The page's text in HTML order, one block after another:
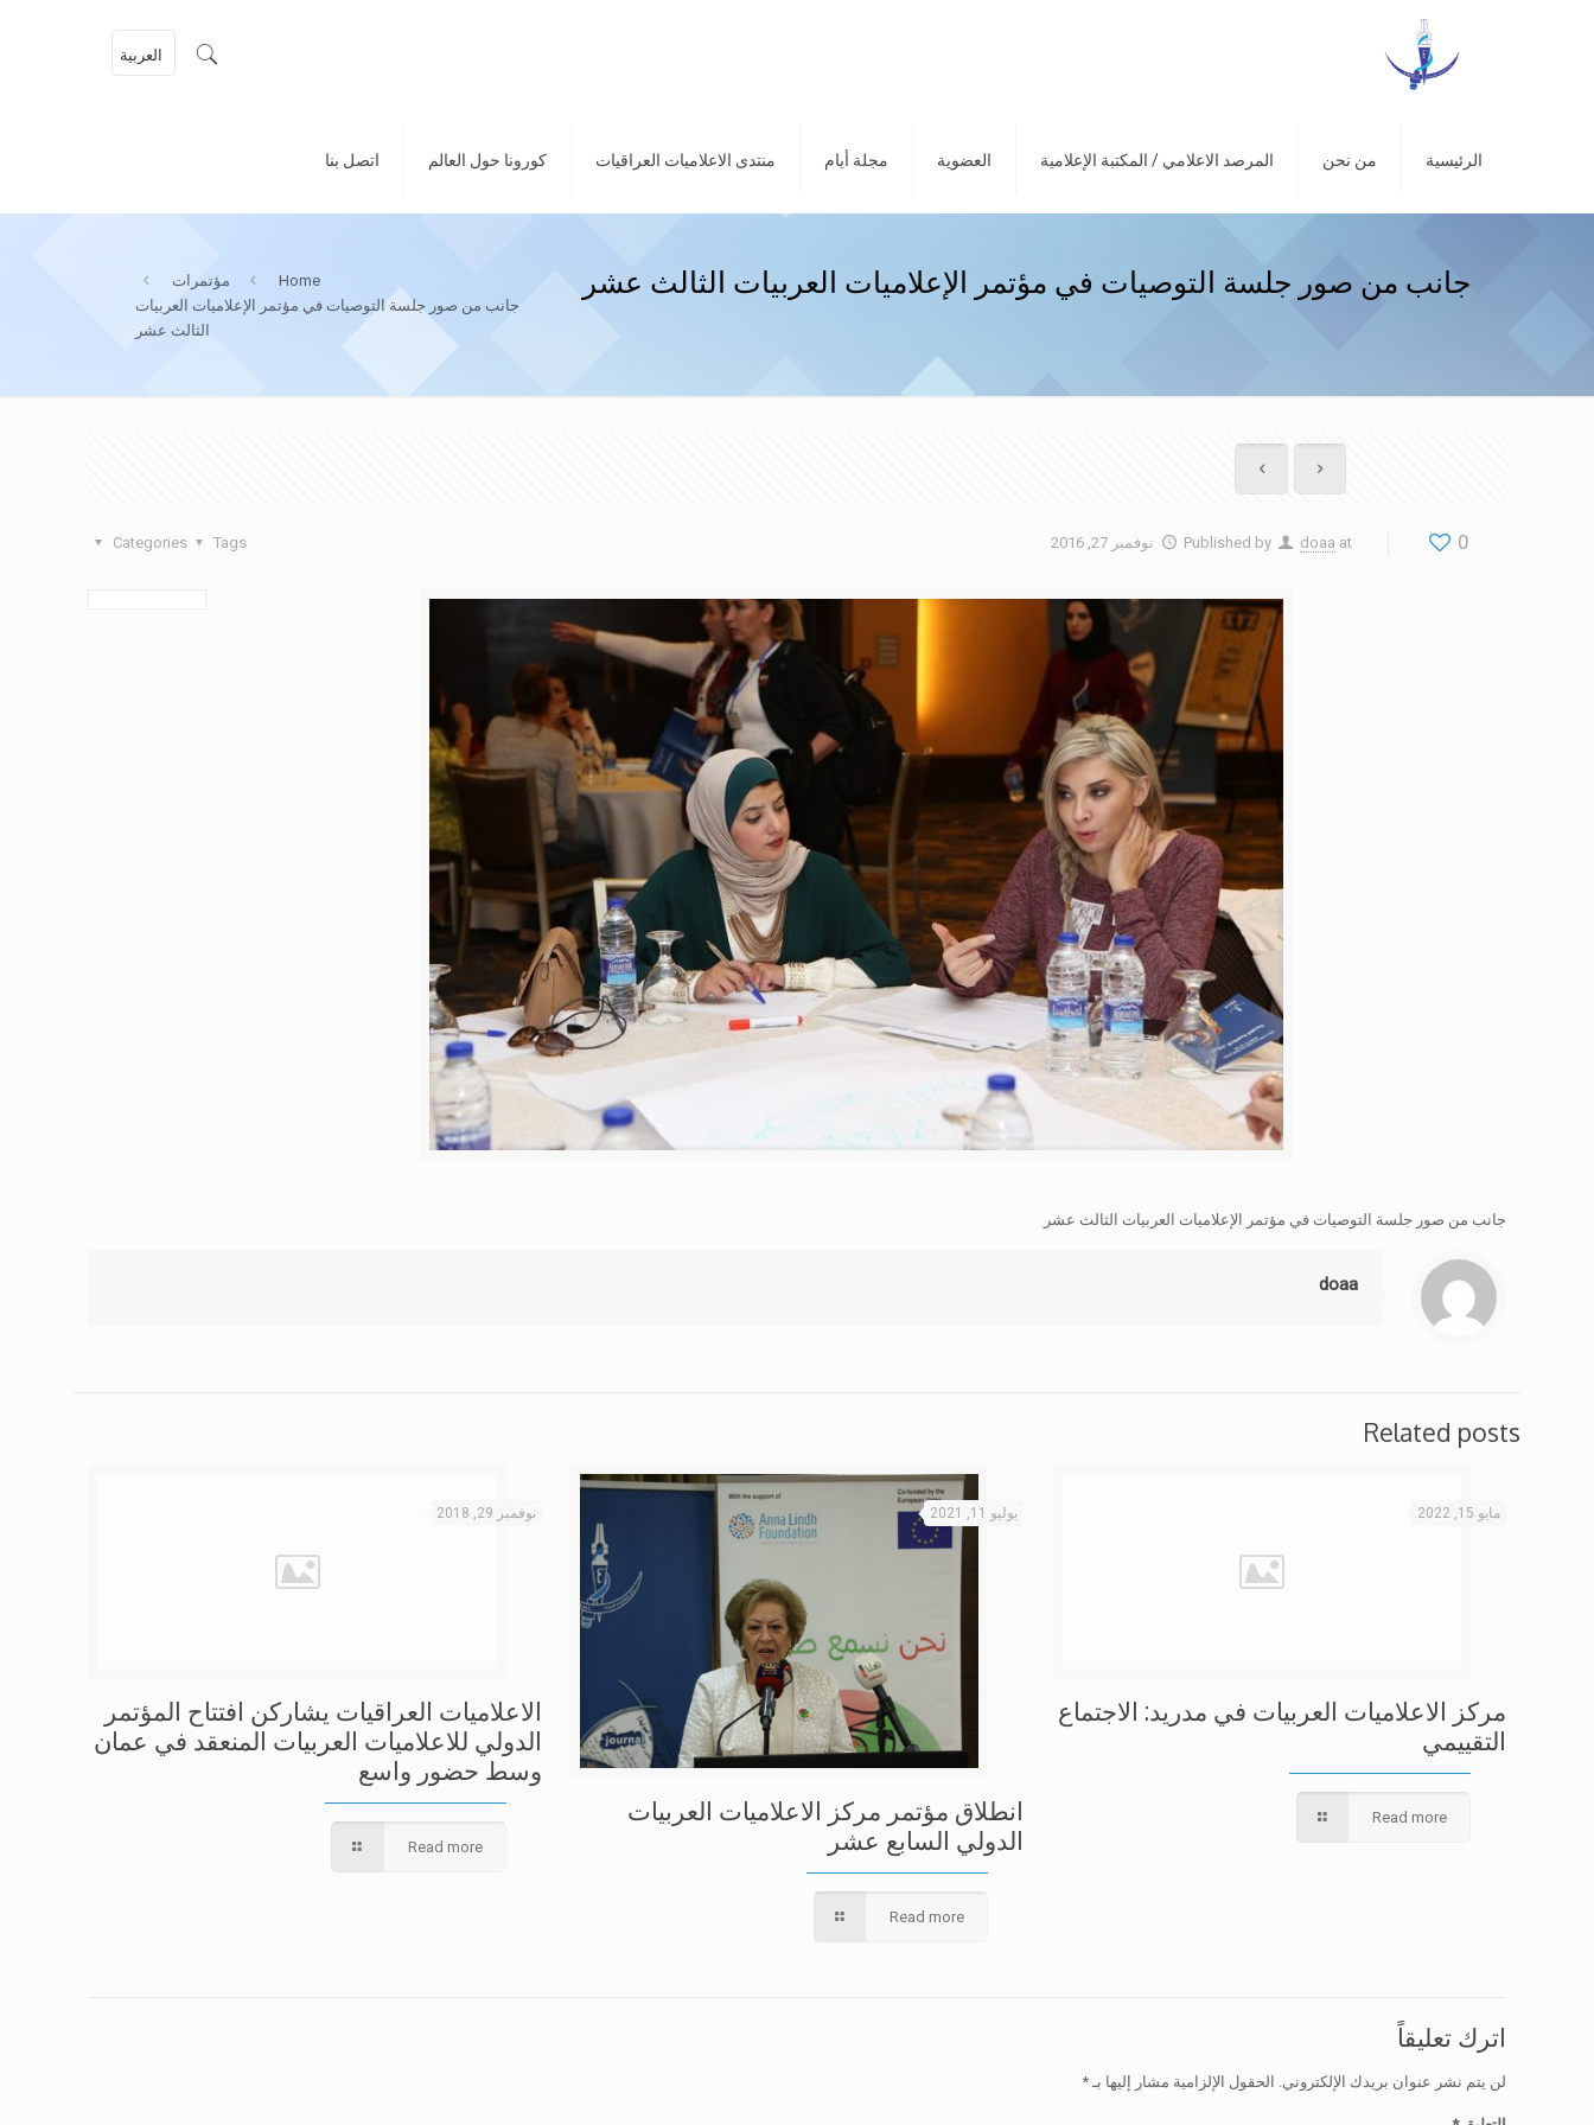
الرئيسية من نحن المرصد الاعلامي / المكتبة الإعلامية العضوية مجلة أيام منتدى الاعلاميات العراقيات كورونا حول العالم اتصل بنا
العربية
جانب من صور جلسة التوصيات في مؤتمر الإعلاميات العربيات الثالث عشر Home
مؤتمرات
جانب من صور جلسة التوصيات في مؤتمر الإعلاميات العربيات
الثالث عشر
0
Published by doaa at نوفمبر 27, 2016 Categories Tags
جانب من صور جلسة التوصيات في مؤتمر الإعلاميات العربيات الثالث عشر
doaa
Related posts
مايو 15, 2022
مركز الاعلاميات العربيات في مدريد: الاجتماع
التقييمي
Read more
يوليو 11, 2021
انطلاق مؤتمر مركز الاعلاميات العربيات
الدولي السابع عشر
Read more
نوفمبر 29, 2018
الاعلاميات العراقيات يشاركن افتتاح المؤتمر
الدولي للاعلاميات العربيات المنعقد في عمان
وسط حضور واسع
Read more
اترك تعليقاً
لن يتم نشر عنوان بريدك الإلكتروني. الحقول الإلزامية مشار إليها بـ*